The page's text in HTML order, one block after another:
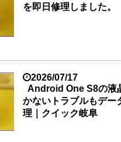
を即日修理しました。
2026/07/17
Android One S8の液
かないトラブルもデー
理｜クイック岐阜